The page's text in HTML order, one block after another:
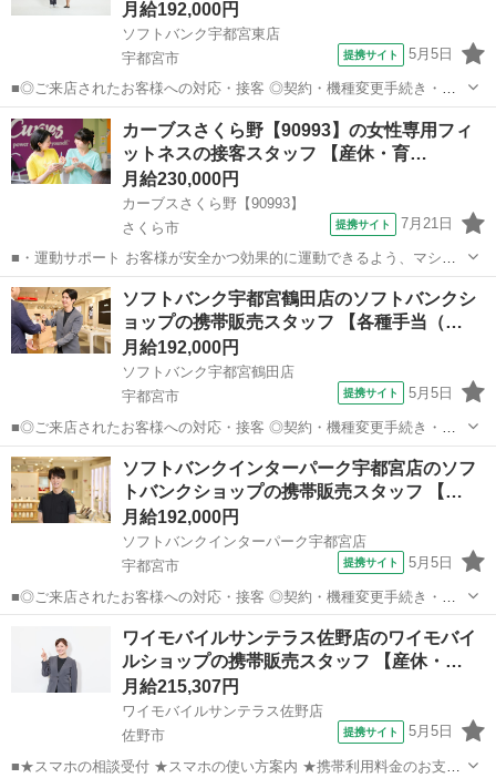
月給192,000円
ソフトバンク宇都宮東店
宇都宮市
提携サイト 5月5日
■◎ご来店されたお客様への対応・接客 ◎契約・機種変更手続き・修
理受付 ◎販売状況や運営状況などのデータ管理・報告作業 ◎お電話で
のお客様対応 ◎スマホ教室の運営 ◎販売促進イベントの企画・運営
◎店舗清掃 など ？働き方...
栃木 宇都宮市 その他
カーブスさくら野【90993】の女性専用フィ
ットネスの接客スタッフ 【産休・育…
月給230,000円
カーブスさくら野【90993】
さくら市
提携サイト 7月21日
■・運動サポート お客様が安全かつ効果的に運動できるよう、マシン
の使い方をアドバイスします。運動が初めての方や苦手な方がほとん
どなので、難しい指導はありません。「今日はこの動きを意識しまし
ょう！」といったお声がけをしながら、...
栃木 さくら市 その他
ソフトバンク宇都宮鶴田店のソフトバンクシ
ョップの携帯販売スタッフ 【各種手当（…
月給192,000円
ソフトバンク宇都宮鶴田店
宇都宮市
提携サイト 5月5日
■◎ご来店されたお客様への対応・接客 ◎契約・機種変更手続き・修
理受付 ◎販売状況や運営状況などのデータ管理・報告作業 ◎お電話で
のお客様対応 ◎スマホ教室の運営 ◎販売促進イベントの企画・運営
◎店舗清掃 など ？働き方...
栃木 宇都宮市 その他
ソフトバンクインターパーク宇都宮店のソフ
トバンクショップの携帯販売スタッフ 【…
月給192,000円
ソフトバンクインターパーク宇都宮店
宇都宮市
提携サイト 5月5日
■◎ご来店されたお客様への対応・接客 ◎契約・機種変更手続き・修
理受付 ◎販売状況や運営状況などのデータ管理・報告作業 ◎お電話で
のお客様対応 ◎スマホ教室の運営 ◎販売促進イベントの企画・運営
◎店舗清掃 など ？働き方...
その他
ワイモバイルサンテラス佐野店のワイモバイ
ルショップの携帯販売スタッフ 【産休・…
月給215,307円
ワイモバイルサンテラス佐野店
佐野市
提携サイト 5月5日
■★スマホの相談受付 ★スマホの使い方案内 ★携帯利用料金のお支払